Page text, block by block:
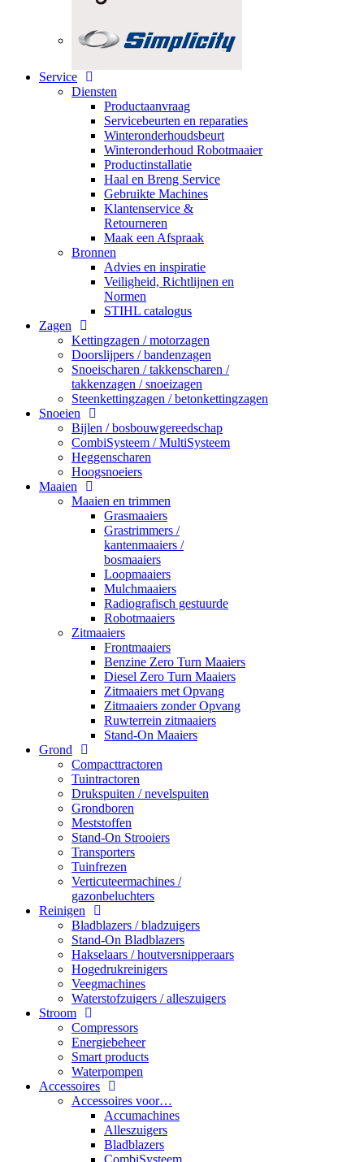
Service
Diensten
Productaanvraag
Servicebeurten en reparaties
Winteronderhoudsbeurt
Winteronderhoud Robotmaaier
Productinstallatie
Haal en Breng Service
Gebruikte Machines
Klantenservice &
Retourneren
Maak een Afspraak
Bronnen
Advies en inspiratie
Veiligheid, Richtlijnen en
Normen
STIHL catalogus
Zagen
Kettingzagen / motorzagen
Doorslijpers / bandenzagen
Snoeischaren / takkenscharen /
takkenzagen / snoeizagen
Steenkettingzagen / betonkettingzagen
Snoeien
Bijlen / bosbouwgereedschap
CombiSysteem / MultiSysteem
Heggenscharen
Hoogsnoeiers
Maaien
Maaien en trimmen
Grasmaaiers
Grastrimmers /
kantenmaaiers /
bosmaaiers
Loopmaaiers
Mulchmaaiers
Radiografisch gestuurde
Robotmaaiers
Zitmaaiers
Frontmaaiers
Benzine Zero Turn Maaiers
Diesel Zero Turn Maaiers
Zitmaaiers met Opvang
Zitmaaiers zonder Opvang
Ruwterrein zitmaaiers
Stand-On Maaiers
Grond
Compacttractoren
Tuintractoren
Drukspuiten / nevelspuiten
Grondboren
Meststoffen
Stand-On Strooiers
Transporters
Tuinfrezen
Verticuteermachines /
gazonbeluchters
Reinigen
Bladblazers / bladzuigers
Stand-On Bladblazers
Hakselaars / houtversnipperaars
Hogedrukreinigers
Veegmachines
Waterstofzuigers / alleszuigers
Stroom
Compressors
Energiebeheer
Smart products
Waterpompen
Accessoires
Accessoires voor…
Accumachines
Alleszuigers
Bladblazers
CombiSysteem